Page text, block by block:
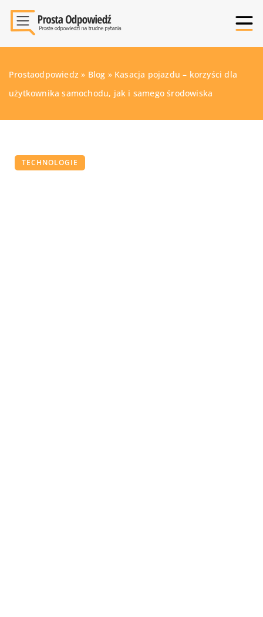
Prostaodpowiedz » Blog » Kasacja pojazdu – korzyści dla
użytkownika samochodu, jak i samego środowiska
TECHNOLOGIE